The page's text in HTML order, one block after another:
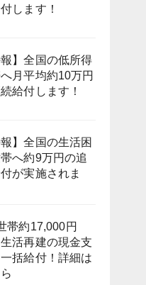
します！
報】全国の低所得
月平均約10万円
給付します！
報】全国の生活困
へ約9万円の追
が実施されま
帯約17,000円
活再建の現金支
括給付！詳細は